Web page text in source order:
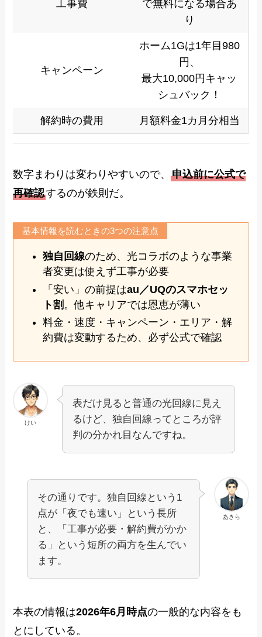
工事費
で無料になる場合あ
り
キャンペーン
ホーム1Gは1年目980
円、
最大10,000円キャッ
シュバック！
解約時の費用 月額料金1カ月分相当
数字まわりは変わりやすいので、申込前に公式で
再確認するのが鉄則だ。
基本情報を読むときの3つの注意点
独自回線のため、光コラボのような事業
者変更は使えず工事が必要
「安い」の前提はau／UQのスマホセッ
ト割 。他キャリアでは恩恵が薄い
料金・速度・キャンペーン・エリア・解
約費は変動するため、必ず公式で確認
けい
表だけ見ると普通の光回線に見え
るけど、独自回線ってところが評
判の分かれ目なんですね。
あきら
その通りです。独自回線という1
点が「夜でも速い」という長所
と、「工事が必要・解約費がかか
る」という短所の両方を生んでい
ます。
本表の情報は2026年6月時点の一般的な内容をも
とにしている。